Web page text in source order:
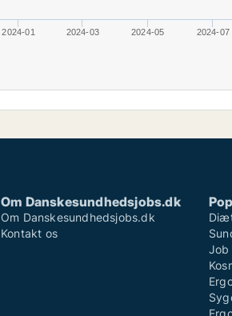
2024-01 2024-03 2024-05 2024-07
Om Danskesundhedsjobs.dk
Om Danskesundhedsjobs.dk
Kontakt os